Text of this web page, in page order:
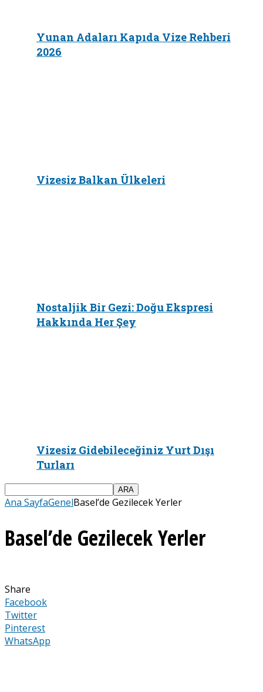
Yunan Adaları Kapıda Vize Rehberi
2026
Vizesiz Balkan Ülkeleri
Nostaljik Bir Gezi: Doğu Ekspresi
Hakkında Her Şey
Vizesiz Gidebileceğiniz Yurt Dışı
Turları
Ana SayfaGenelBasel’de Gezilecek Yerler
Basel’de Gezilecek Yerler
Share
Facebook
Twitter
Pinterest
WhatsApp